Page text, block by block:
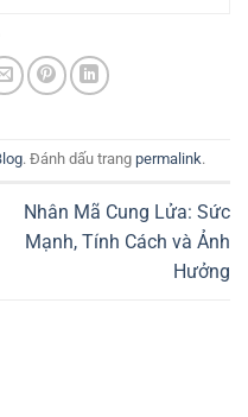
. Đánh dấu trang permalink.
Nhân Mã Cung Lửa: Sức
Mạnh, Tính Cách và Ảnh
Hưởng